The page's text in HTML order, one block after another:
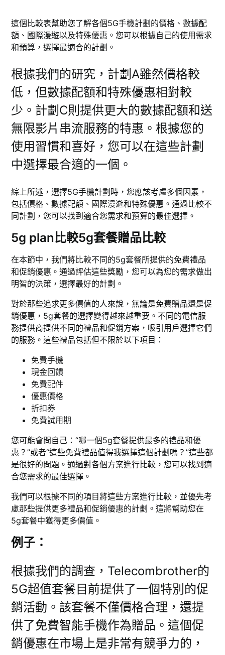
這個比較表幫助您了解各個5G手機計劃的價格、數據配
額、國際漫遊以及特殊優惠。您可以根據自己的使用需求
和預算，選擇最適合的計劃。
根據我們的研究，計劃A雖然價格較
低，但數據配額和特殊優惠相對較
少。計劃C則提供更大的數據配額和送
無限影片串流服務的特惠。根據您的
使用習慣和喜好，您可以在這些計劃
中選擇最合適的一個。
綜上所述，選擇5G手機計劃時，您應該考慮多個因素，
包括價格、數據配額、國際漫遊和特殊優惠。通過比較不
同計劃，您可以找到適合您需求和預算的最佳選擇。
5g plan比較5g套餐贈品比較
在本節中，我們將比較不同的5g套餐所提供的免費禮品
和促銷優惠。通過評估這些獎勵，您可以為您的需求做出
明智的決策，選擇最好的計劃。
對於那些追求更多價值的人來說，無論是免費贈品還是促
銷優惠，5g套餐的選擇變得越來越重要。不同的電信服
務提供商提供不同的禮品和促銷方案，吸引用戶選擇它們
的服務。這些禮品包括但不限於以下項目：
免費手機
現金回饋
免費配件
優惠價格
折扣券
免費試用期
您可能會問自己：“哪一個5g套餐提供最多的禮品和優
惠？”或者“這些免費禮品值得我選擇這個計劃嗎？”這些都
是很好的問題。通過對各個方案進行比較，您可以找到適
合您需求的最佳選擇。
我們可以根據不同的項目將這些方案進行比較，並優先考
慮那些提供更多禮品和促銷優惠的計劃。這將幫助您在
5g套餐中獲得更多價值。
例子：
根據我們的調查，Telecombrother的
5G超值套餐目前提供了一個特別的促
銷活動。該套餐不僅價格合理，還提
供了免費智能手機作為贈品。這個促
銷優惠在市場上是非常有競爭力的，